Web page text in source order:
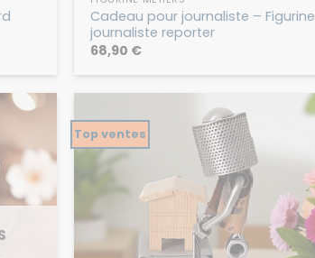
Cadeau pour journaliste – Figurine
journaliste reporter
68,90 €
Top ventes